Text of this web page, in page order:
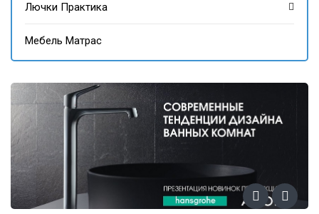
Лючки Практика
Мебель Матрас